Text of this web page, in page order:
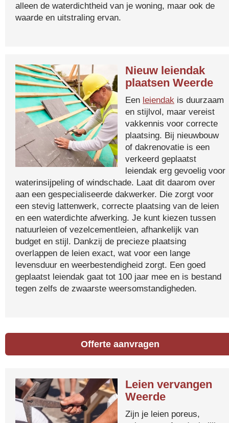
alleen de waterdichtheid van je woning, maar ook de
waarde en uitstraling ervan.
Nieuw leiendak
plaatsen Weerde
Een leiendak is duurzaam
en stijlvol, maar vereist
vakkennis voor correcte
plaatsing. Bij nieuwbouw
of dakrenovatie is een
verkeerd geplaatst
leiendak erg gevoelig voor
waterinsijpeling of windschade. Laat dit daarom over
aan een gespecialiseerde dakwerker. Die zorgt voor
een stevig lattenwerk, correcte plaatsing van de leien
en een waterdichte afwerking. Je kunt kiezen tussen
natuurleien of vezelcementleien, afhankelijk van
budget en stijl. Dankzij de precieze plaatsing
overlappen de leien exact, wat voor een lange
levensduur en weerbestendigheid zorgt. Een goed
geplaatst leiendak gaat tot 100 jaar mee en is bestand
tegen zelfs de zwaarste weersomstandigheden.
Offerte aanvragen
Leien vervangen
Weerde
Zijn je leien poreus,